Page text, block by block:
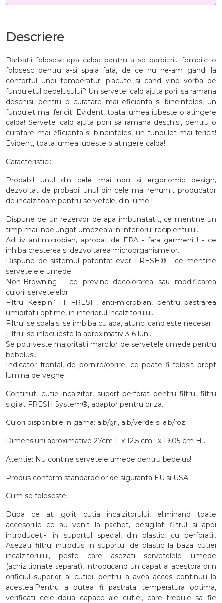
Descriere
Barbatii folosesc apa calda pentru a se barbieri... femeile o
folosesc pentru a-si spala fata, de ce nu ne-am gandi la
confortul unei temperaturi placute si cand vine vorba de
funduletul bebelusului? Un servetel cald ajuta porii sa ramana
deschisi, pentru o curatare mai eficienta si bineinteles, un
fundulet mai fericit! Evident, toata lumea iubeste o atingere
calda! Servetel cald ajuta porii sa ramana deschisi, pentru o
curatare mai eficienta si bineinteles, un fundulet mai fericit!
Evident, toata lumea iubeste o atingere calda!
Caracteristici:
Probabil unul din cele mai nou si ergonomic design,
dezvoltat de probabil unul din cele mai renumit producator
de incalzitoare pentru servetele, din lume !
Dispune de un rezervor de apa imbunatatit, ce mentine un
timp mai indelungat umezeala in interiorul recipientului.
Aditiv antimicrobian, aprobat de EPA - fara germeni ! - ce
inhiba cresterea si dezvoltarea microorganismelor.
Dispune de sistemul patentat ever FRESH® - ce mentine
servetelele umede.
Non-Browning - ce previne decolorarea sau modificarea
culorii servetelelor.
Filtru Keepin´ IT FRESH, anti-microbian, pentru pastrarea
umiditatii optime, in interiorul incalzitorului.
Filtrul se spala si se imbiba cu apa, atunci cand este necesar.
Filtrul se inlocuieste la aproximativ 3-6 luni.
Se potriveste majoritatii marcilor de servetele umede pentru
bebelusi.
Indicator frontal, de pornire/oprire, ce poate fi folosit drept
lumina de veghe.
Continut: cutie incalzitor, suport perforat pentru filtru, filtru
sigilat FRESH System®, adaptor pentru priza.
Culori disponibile in gama: alb/gri, alb/verde si alb/roz.
Dimensiuni aproximative 27cm L x 12.5 cm l x 19,05 cm H .
Atentie: Nu contine servetele umede pentru bebelus!
Produs conform standardelor de siguranta EU si USA.
Cum se foloseste:
Dupa ce ati golit cutia incalzitorului, eliminand toate
accesoriile ce au venit la pachet, desigilati filtrul si apoi
introduceti-l in suportul special, din plastic, cu perforatii.
Asezati filtrul introdus in suportul de plastic la baza cutiei
incalzitorului, peste care asezati servetelele umede
(achizitionate separat), introducand un capat al acestora prin
orificiul superior al cutiei, pentru a avea acces continuu la
acestea.Pentru a putea fi pastrata temperatura optima,
verificati cele doua capace ale cutiei, care trebuie sa fie